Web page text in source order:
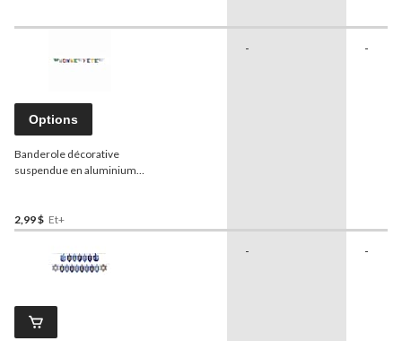
Options
Banderole décorative
suspendue en aluminium
d'anniversaire
2,99 $ Et+
- -
- -